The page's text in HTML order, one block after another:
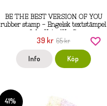
BE THE BEST VERSION OF YOU
rubber stamp - Engelsk textstämpel
från KatzelKraft
39 kr 65 kr
Info Köp
41%